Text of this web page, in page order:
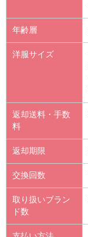
年齢層
洋服サイズ
返却送料・手数
料
返却期限
交換回数
取り扱いブラン
ド数